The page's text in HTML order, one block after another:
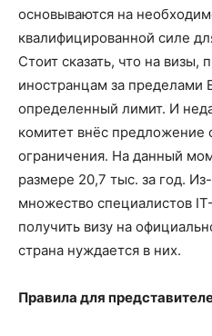
основываются на
квалифицированной силе
Стоит сказать, что на визы,
иностранцам за пределами
определенный лимит. И
комитет внёс предложение
ограничения. На данный
размере 20,7 тыс. за год.
множество специалистов
получить визу на
страна нуждается в них.
Правила для